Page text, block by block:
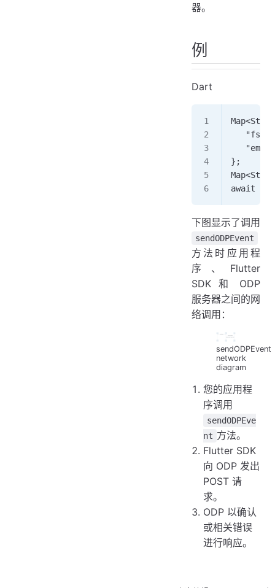
器。
例
Dart
};
await
下图显示了调用
sendODPEvent
方法时应用程
序、Flutter
SDK 和 ODP
服务器之间的网
络调用：
sendODPEvent
network
diagram
您的应用程
序调用
sendODPEve
nt 方法。
Flutter SDK
向 ODP 发出
POST 请
求。
ODP 以确认
或相关错误
进行响应。